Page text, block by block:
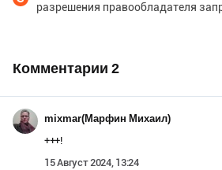
разрешения правообладателя
Комментарии 2
mixmar(Марфин Михаил)
+++!
15 Август 2024, 13:24